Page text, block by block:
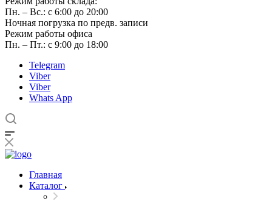
Пн. – Вс.: с 6:00 до 20:00
Ночная погрузка по предв. записи
Режим работы офиса
Пн. – Пт.: с 9:00 до 18:00
Telegram
Viber
Viber
Whats App
Главная
Каталог